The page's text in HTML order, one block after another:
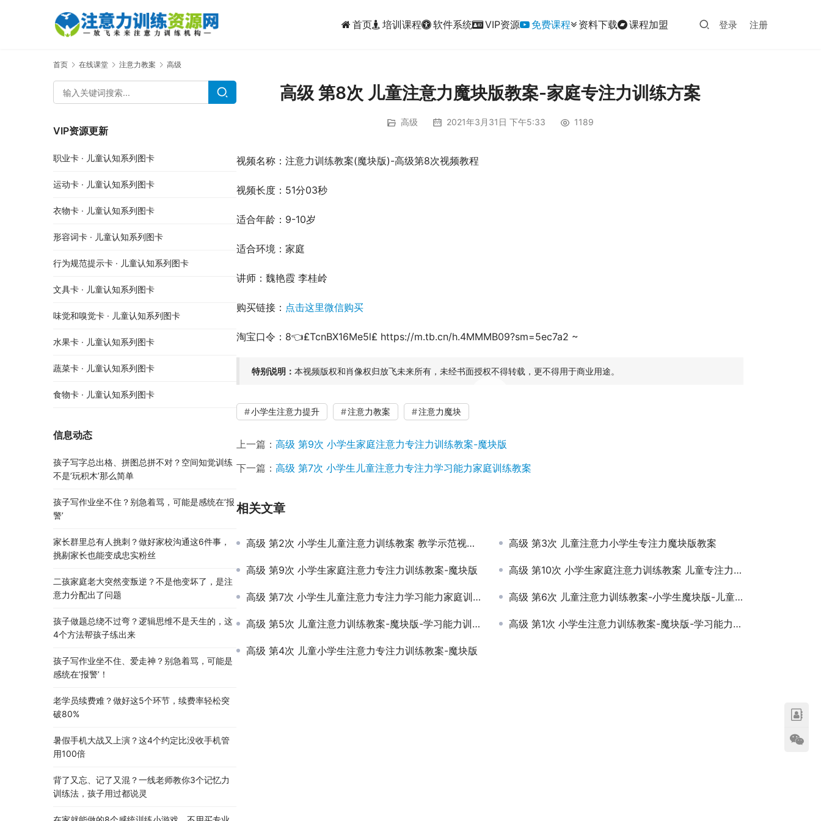
首页 培训课程 软件系统 VIP资源 免费课程 资料下载 课程加盟 登录 注册
首页 在线课堂 注意力教案 高级
高级 第8次 儿童注意力魔块版教案-家庭专注力训练方案
高级 2021年3月31日 下午5:33 1189
视频名称：注意力训练教案(魔块版)-高级第8次视频教程
视频长度：51分03秒
适合年龄：9-10岁
适合环境：家庭
讲师：魏艳霞 李桂岭
购买链接： 点击这里微信购买
淘宝口令：8👈₤TcnBX16Me5l₤ https://m.tb.cn/h.4MMMB09?sm=5ec7a2 ~
特别说明： 本视频版权和肖像权归放飞未来所有，未经书面授权不得转载，更不得用于商业用途。
小学生注意力提升 注意力教案 注意力魔块
上一篇： 高级 第9次 小学生家庭注意力专注力训练教案-魔块版
下一篇： 高级 第7次 小学生儿童注意力专注力学习能力家庭训练教案
相关文章
高级 第2次 小学生儿童注意力训练教案 教学示范视频课程 高级 第3次 儿童注意力小学生专注力魔块版教案
高级 第9次 小学生家庭注意力专注力训练教案-魔块版 高级 第10次 小学生家庭注意力训练教案 儿童专注力提升和改善
高级 第7次 小学生儿童注意力专注力学习能力家庭训练教案 高级 第6次 儿童注意力训练教案-小学生魔块版-儿童核心能力训练
高级 第5次 儿童注意力训练教案-魔块版-学习能力训练中心 高级 第1次 小学生注意力训练教案-魔块版-学习能力训练方案-家庭版
高级 第4次 儿童小学生注意力专注力训练教案-魔块版
VIP资源更新
职业卡 · 儿童认知系列图卡
运动卡 · 儿童认知系列图卡
衣物卡 · 儿童认知系列图卡
形容词卡 · 儿童认知系列图卡
行为规范提示卡 · 儿童认知系列图卡
文具卡 · 儿童认知系列图卡
味觉和嗅觉卡 · 儿童认知系列图卡
水果卡 · 儿童认知系列图卡
蔬菜卡 · 儿童认知系列图卡
食物卡 · 儿童认知系列图卡
信息动态
孩子写字总出格、拼图总拼不对？空间知觉训练
不是’玩积木’那么简单
孩子写作业坐不住？别急着骂，可能是感统在’报
警’
家长群里总有人挑刺？做好家校沟通这6件事，
挑剔家长也能变成忠实粉丝
二孩家庭老大突然变叛逆？不是他变坏了，是注
意力分配出了问题
孩子做题总绕不过弯？逻辑思维不是天生的，这
4个方法帮孩子练出来
孩子写作业坐不住、爱走神？别急着骂，可能是
感统在’报警’！
老学员续费难？做好这5个环节，续费率轻松突
破80%
暑假手机大战又上演？这4个约定比没收手机管
用100倍
背了又忘、记了又混？一线老师教你3个记忆力
训练法，孩子用过都说灵